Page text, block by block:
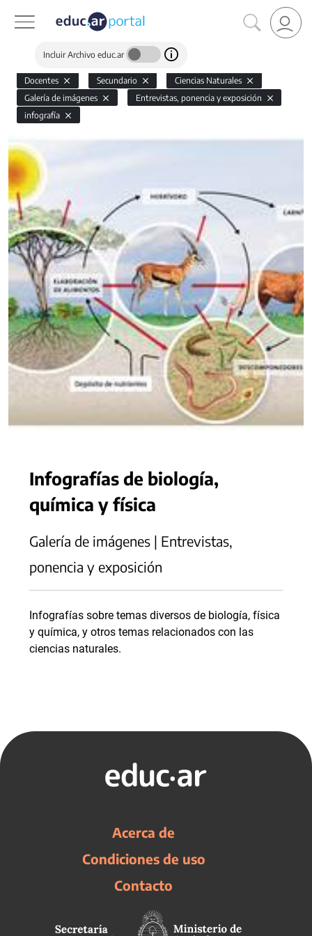
Incluir Archivo educ.ar
Docentes Secundario
Ciencias Naturales
Galería de imágenes
Entrevistas, ponencia y exposición
infografía
Infografías de biología,
química y física
Galería de imágenes | Entrevistas,
ponencia y exposición
Infografías sobre temas diversos de biología, física
y química, y otros temas relacionados con las
ciencias naturales.
Acerca de
Condiciones de uso
Contacto